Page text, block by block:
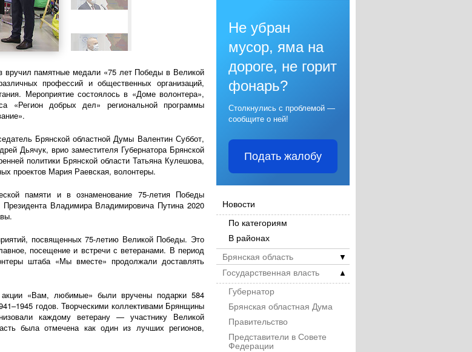
вручил памятные медали «75 лет Победы в Великой
профессий и общественных организаций,
Мероприятие состоялось в «Доме волонтера»,
«Регион добрых дел» региональной программы
Брянской областной Думы Валентин Суббот,
Дьячук, врио заместителя Губернатора Брянской
политики Брянской области Татьяна Кулешова,
проектов Мария Раевская, волонтеры.
памяти и в ознаменование 75-летияПобеды
Владимира Владимировича Путина 2020
посвященных75-летию Великой Победы. Это
посещение и встречи с ветеранами. В период
штаба «Мы вместе» продолжали доставлять
«Вам, любимые» были вручены подарки 584
годов. Творческими коллективами Брянщины
каждому ветерану — участнику Великой
была отмечена как один из лучших регионов,
Не убран
мусор, яма на
дороге, не горит
фонарь?
Столкнулись с проблемой —
сообщите о ней!
Подать жалобу
Новости
По категориям
В районах
▼
Брянская область
▲
Государственная власть
Губернатор
Брянская областная Дума
Правительство
Представители в Совете
Федерации